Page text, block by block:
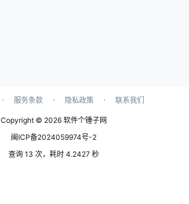
· 服务条款 · 隐私政策 · 联系我们
Copyright © 2026 软件个锤子网
闽ICP备2024059974号-2
查询 13 次，耗时 4.2427 秒